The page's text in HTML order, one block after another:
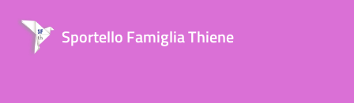
Sportello Famiglia Thiene